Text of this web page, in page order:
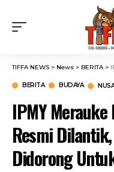
TIFFA NEWS > News > BERITA>
BERITA BUDAYA
IPMY
Resmi
Didorong